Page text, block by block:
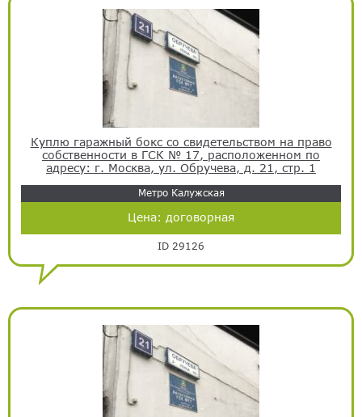
Куплю гаражный бокс со свидетельством на право
собственности в ГСК № 17, расположенном по
адресу: г. Москва, ул. Обручева, д. 21, стр. 1
Метро Калужская
Цена: договорная
ID 29126